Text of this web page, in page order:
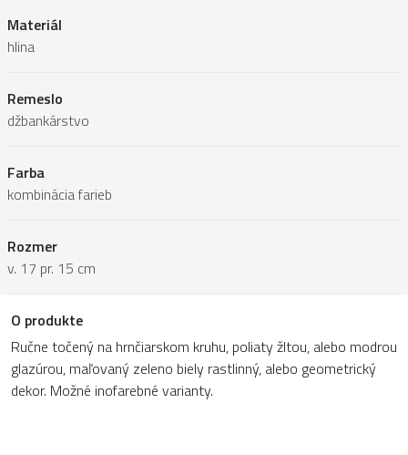
Materiál
hlina
Remeslo
džbankárstvo
Farba
kombinácia farieb
Rozmer
v. 17 pr. 15 cm
O produkte
Ručne točený na hrnčiarskom kruhu, poliaty žltou, alebo modrou
glazúrou, maľovaný zeleno biely rastlinný, alebo geometrický
dekor. Možné inofarebné varianty.